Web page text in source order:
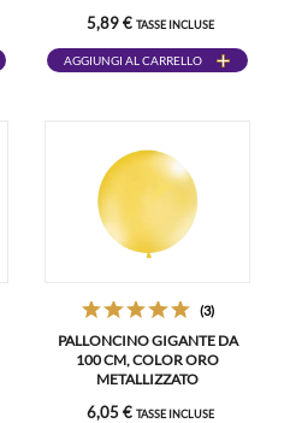
5,89 € TASSE INCLUSE
AGGIUNGI AL CARRELLO
(3)
PALLONCINO GIGANTE DA
100 CM, COLOR ORO
METALLIZZATO
6,05 € TASSE INCLUSE